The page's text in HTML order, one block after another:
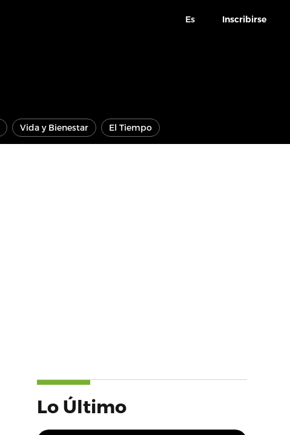
Es Inscribirse
Vida y Bienestar El Tiempo
Lo Último